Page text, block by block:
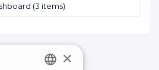
(3 items)
×